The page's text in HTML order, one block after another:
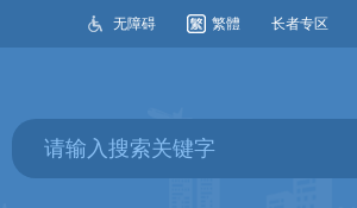
无障碍 繁體 长者专区